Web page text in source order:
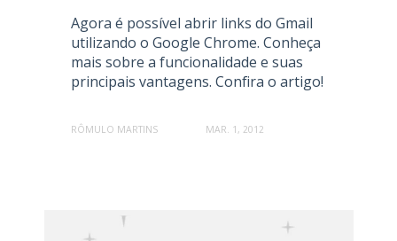
Agora é possível abrir links do Gmail
utilizando o Google Chrome. Conheça
mais sobre a funcionalidade e suas
principais vantagens. Confira o artigo!
RÔMULO MARTINS MAR. 1, 2012